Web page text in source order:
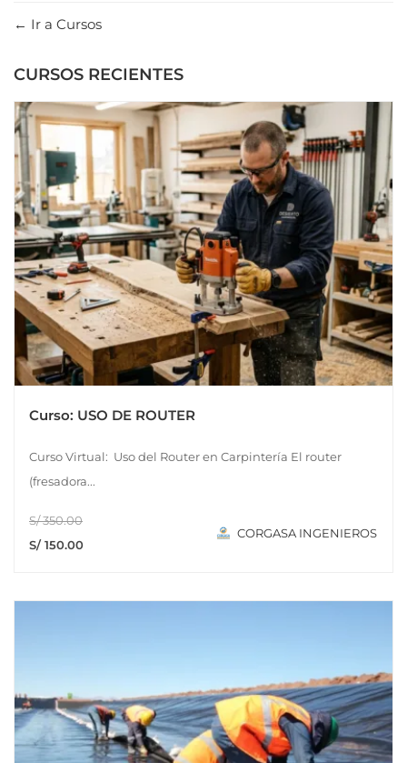
Ir a Cursos
CURSOS RECIENTES
Curso: USO DE ROUTER
Curso Virtual: Uso del Router en Carpintería El router
(fresadora...
S/ 350.00
S/ 150.00
CORGASA INGENIEROS